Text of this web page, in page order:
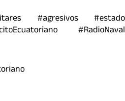
#agresivos #estado
#RadioNaval